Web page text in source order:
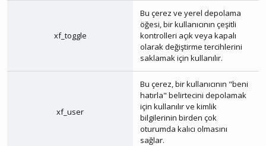
xf_toggle
Bu çerez ve yerel depolama
öğesi, bir kullanıcının çeşitli
kontrolleri açık veya kapalı
olarak değiştirme tercihlerini
saklamak için kullanılır.
xf_user
Bu çerez, bir kullanıcının "beni
hatırla" belirtecini depolamak
için kullanılır ve kimlik
bilgilerinin birden çok
oturumda kalıcı olmasını
sağlar.